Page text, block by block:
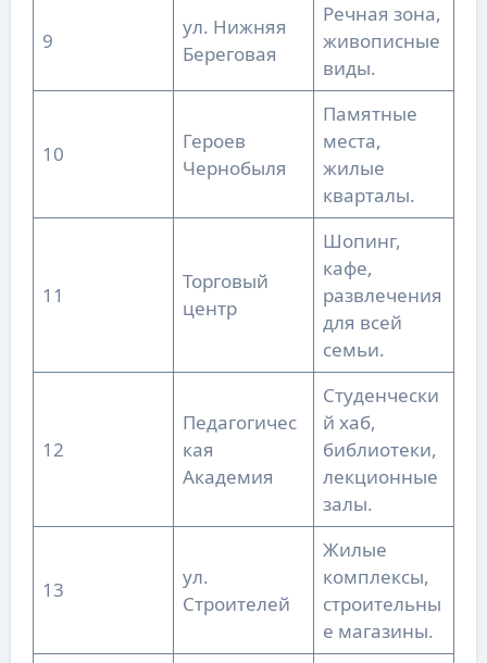
9
ул. Нижняя
Береговая
Речная зона,
живописные
виды.
10
Героев
Чернобыля
Памятные
места,
жилые
кварталы.
11
Торговый
центр
Шопинг,
кафе,
развлечения
для всей
семьи.
12
Педагогичес
кая
Академия
Студенчески
й хаб,
библиотеки,
лекционные
залы.
13
ул.
Строителей
Жилые
комплексы,
строительны
е магазины.